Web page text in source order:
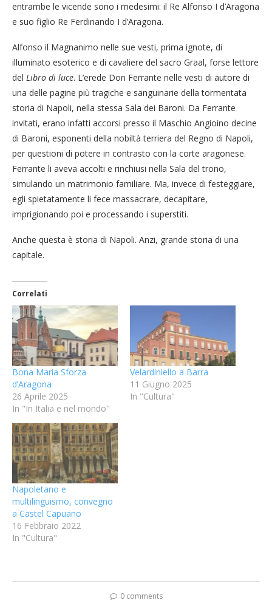
entrambe le vicende sono i medesimi: il Re Alfonso I d’Aragona
e suo figlio Re Ferdinando I d’Aragona.
Alfonso il Magnanimo nelle sue vesti, prima ignote, di
illuminato esoterico e di cavaliere del sacro Graal, forse lettore
del Libro di luce. L’erede Don Ferrante nelle vesti di autore di
una delle pagine più tragiche e sanguinarie della tormentata
storia di Napoli, nella stessa Sala dei Baroni. Da Ferrante
invitati, erano infatti accorsi presso il Maschio Angioino decine
di Baroni, esponenti della nobiltà terriera del Regno di Napoli,
per questioni di potere in contrasto con la corte aragonese.
Ferrante li aveva accolti e rinchiusi nella Sala del trono,
simulando un matrimonio familiare. Ma, invece di festeggiare,
egli spietatamente li fece massacrare, decapitare,
imprigionando poi e processando i superstiti.
Anche questa è storia di Napoli. Anzi, grande storia di una
capitale.
Correlati
Bona Maria Sforza
d’Aragona
26 Aprile 2025
In "In Italia e nel mondo"
Velardiniello a Barra
11 Giugno 2025
In "Cultura"
Napoletano e
multilinguismo, convegno
a Castel Capuano
16 Febbraio 2022
In "Cultura"
0 comments